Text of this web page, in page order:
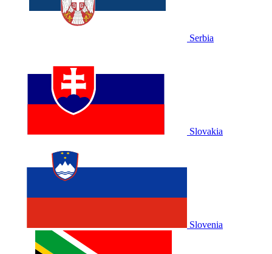
Serbia
Slovakia
Slovenia